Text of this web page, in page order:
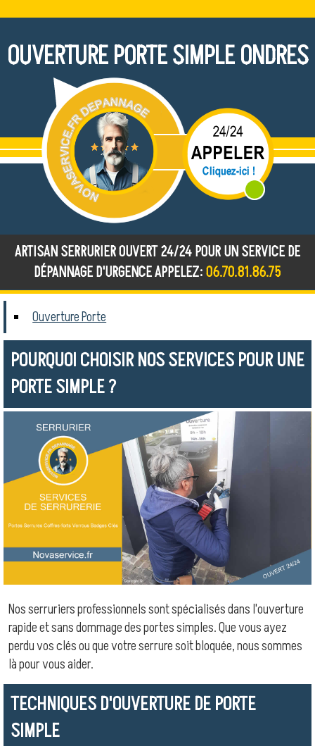
OUVERTURE PORTE SIMPLE ONDRES
ARTISAN SERRURIER OUVERT 24/24 POUR UN SERVICE DE
DÉPANNAGE D'URGENCE APPELEZ:06.70.81.86.75
Ouverture Porte
POURQUOI CHOISIR NOS SERVICES POUR UNE
PORTE SIMPLE ?
Nos serruriers professionnels sont spécialisés dans l'ouverture
rapide et sans dommage des portes simples. Que vous ayez
perdu vos clés ou que votre serrure soit bloquée, nous sommes
là pour vous aider.
TECHNIQUES D'OUVERTURE DE PORTE
SIMPLE